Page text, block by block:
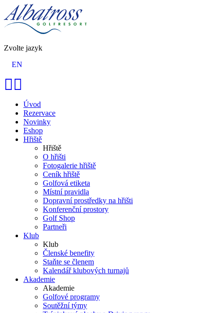
Zvolte jazyk
EN
Úvod
Rezervace
Novinky
Eshop
Hřiště
Hřiště
O hřišti
Fotogalerie hřiště
Ceník hřiště
Golfová etiketa
Místní pravidla
Dopravní prostředky na hřišti
Konferenční prostory
Golf Shop
Partneři
Klub
Klub
Členské benefity
Staňte se členem
Kalendář klubových turnajů
Akademie
Akademie
Golfové programy
Soutěžní týmy